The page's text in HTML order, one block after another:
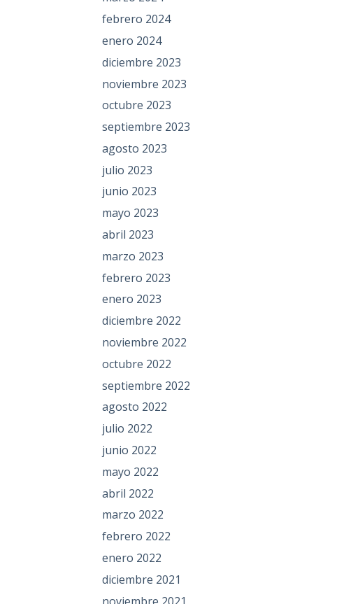
febrero 2024
enero 2024
diciembre 2023
noviembre 2023
octubre 2023
septiembre 2023
agosto 2023
julio 2023
junio 2023
mayo 2023
abril 2023
marzo 2023
febrero 2023
enero 2023
diciembre 2022
noviembre 2022
octubre 2022
septiembre 2022
agosto 2022
julio 2022
junio 2022
mayo 2022
abril 2022
marzo 2022
febrero 2022
enero 2022
diciembre 2021